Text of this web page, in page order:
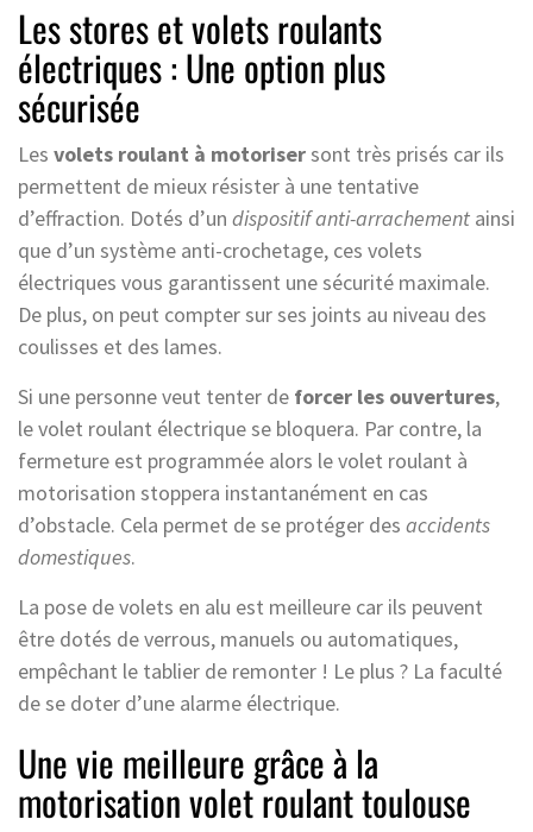
Les stores et volets roulants
électriques : Une option plus
sécurisée
Les volets roulant à motorisersont très prisés car ils
permettent de mieux résister à une tentative
d’effraction. Dotés d’un dispositif anti-arrachement ainsi
que d’un système anti-crochetage, ces volets
électriques vous garantissent une sécurité maximale.
De plus, on peut compter sur ses joints au niveau des
coulisses et des lames.
Si une personne veut tenter de forcer les ouvertures,
le volet roulant électrique se bloquera. Par contre, la
fermeture est programmée alors le volet roulant à
motorisation stoppera instantanément en cas
d’obstacle. Cela permet de se protéger des accidents
domestiques.
La pose de volets en alu est meilleure car ils peuvent
être dotés de verrous, manuels ou automatiques,
empêchant le tablier de remonter ! Le plus ? La faculté
de se doter d’une alarme électrique.
Une vie meilleure grâce à la
motorisation volet roulant toulouse